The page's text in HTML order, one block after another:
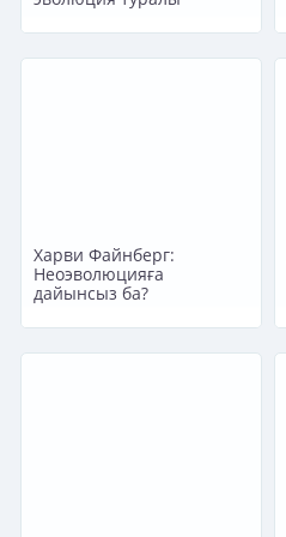
Харви Файнберг:
Неоэволюцияға
дайынсыз ба?